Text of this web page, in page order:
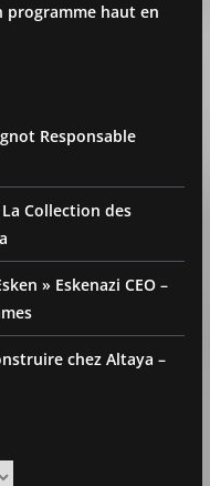
programme haut en
Responsable
Collection des
» Eskenazi CEO –
chez Altaya –